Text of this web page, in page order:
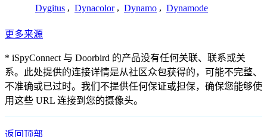
Dygitus , Dynacolor , Dynamo , Dynamode
更多来源
* iSpyConnect 与 Doorbird 的产品没有任何关联、联系或关
系。此处提供的连接详情是从社区众包获得的，可能不完整、
不准确或已过时。我们不提供任何保证或担保，确保您能够使
用这些 URL 连接到您的摄像头。
返回顶部